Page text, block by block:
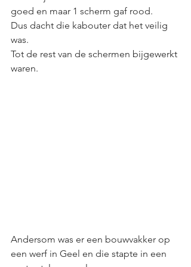
goed en maar 1 scherm gaf rood.
Dus dacht die kabouter dat het veilig
was.
Tot de rest van de schermen bijgewerkt
waren.
Andersom was er een bouwvakker op
een werf in Geel en die stapte in een